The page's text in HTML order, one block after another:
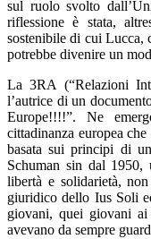
sul ruolo svolto
riflessione è stata,
sostenibile di cui Lucca,
potrebbe divenire un
La 3RA (“Relazioni
l’autrice di un
Europe!!!!”. Ne
cittadinanza europea
basata sui principi di
Schuman sin dal 1950,
libertà e solidarietà,
giuridico dello Ius Soli
giovani, quei giovani
avevano da sempre